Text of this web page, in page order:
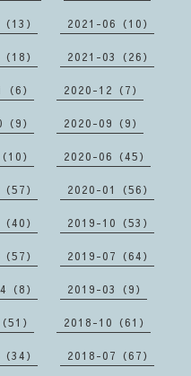
13） 2021-06（10）
18） 2021-03（26）
6） 2020-12（7）
9） 2020-09（9）
） 2020-06（45）
57） 2020-01（56）
40） 2019-10（53）
57） 2019-07（64）
8） 2019-03（9）
） 2018-10（61）
34） 2018-07（67）